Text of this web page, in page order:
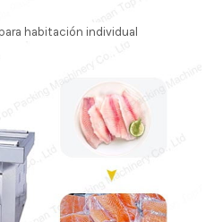
habitación individual